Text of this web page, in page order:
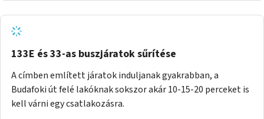
nem hosszabbítaná meg sokkal, a 4-6 vonalán lakóknak
viszont a Kálvin tér-Corvin negyed utat megspórolva 10-15
perccel rövidítheti az utazási idejét.
133E és 33-as buszjáratok sűrítése
A címben említett járatok induljanak gyakrabban, a
Budafoki út felé lakóknak sokszor akár 10-15-20 perceket is
kell várni egy csatlakozásra.